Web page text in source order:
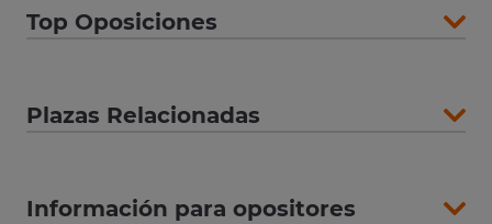
Top Oposiciones
Plazas Relacionadas
Información para opositores